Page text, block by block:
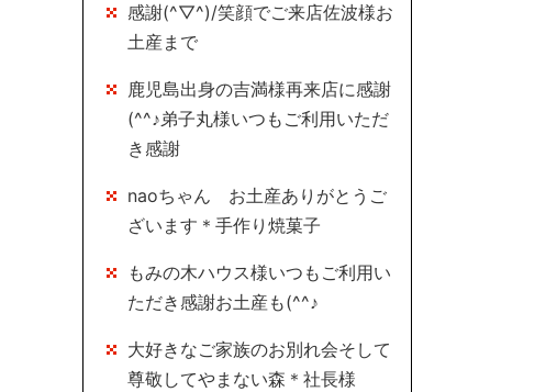
感謝(^▽^)/笑顔でご来店佐波様お
土産まで
鹿児島出身の吉満様再来店に感謝
(^^♪弟子丸様いつもご利用いただ
き感謝
naoちゃん お土産ありがとうご
ざいます＊手作り焼菓子
もみの木ハウス様いつもご利用い
ただき感謝お土産も(^^♪
大好きなご家族のお別れ会そして
尊敬してやまない森＊社長様